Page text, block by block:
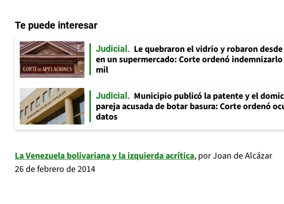
Te puede interesar
Judicial
Le quebraron el vidrio y robaron
en un supermercado: Corte ordenó
mil
Judicial
Municipio publicó la patente y el
pareja acusada de botar basura: Corte ordenó
datos
La Venezuela bolivariana y la izquierda acrítica, por Joan de Alcázar
26 de febrero de 2014